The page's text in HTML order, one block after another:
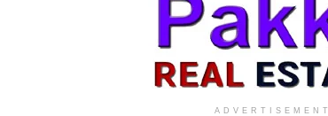
ADVERTISEMENT